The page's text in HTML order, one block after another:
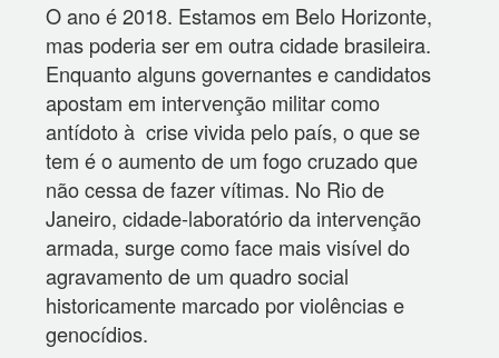
O ano é 2018. Estamos em Belo Horizonte,
mas poderia ser em outra cidade brasileira.
Enquanto alguns governantes e candidatos
apostam em intervenção militar como
antídoto à crise vivida pelo país, o que se
tem é o aumento de um fogo cruzado que
não cessa de fazer vítimas. No Rio de
Janeiro, cidade-laboratório da intervenção
armada, surge como face mais visível do
agravamento de um quadro social
historicamente marcado por violências e
genocídios.